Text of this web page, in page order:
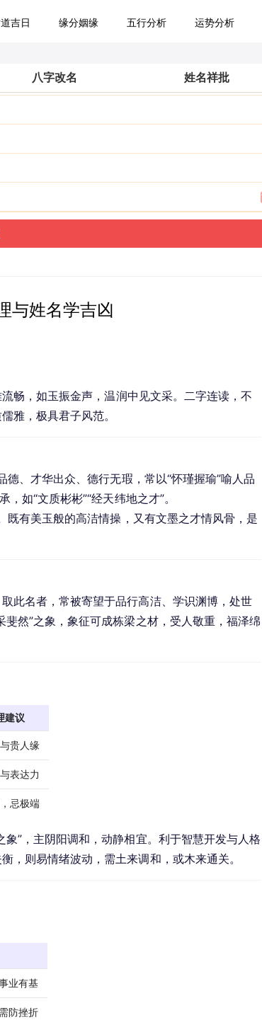
吉日 缘分姻缘 五行分析 运势分析
八字改名 姓名祥批
与姓名学吉凶
畅，如玉振金声，温润中见文采。二字连读，不
雅，极具君子风范。
德、才华出众、德行无瑕，常以“怀瑾握瑜”喻人品
如“文质彬彬”“经天纬地之才”。
既有美玉般的高洁情操，又有文墨之才情风骨，是
此名者，常被寄望于品行高洁、学识渊博，处世
然”之象，象征可成栋梁之材，受人敬重，福泽绵
建议
贵人缘
表达力
忌极端
”，主阴阳调和，动静相宜。利于智慧开发与人格
，则易情绪波动，需土来调和，或木来通关。
业有基
防挫折